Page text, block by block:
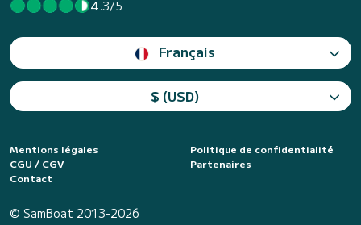
4.3/5
Français
$ (USD)
Mentions légales
Politique de confidentialité
CGU / CGV
Partenaires
Contact
© SamBoat 2013-2026